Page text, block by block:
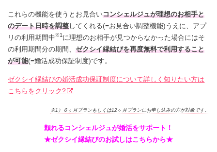
これらの機能を使うとお見合いコンシェルジュが理想のお相手と
のデート日時を調整してくれる(=お見合い調整機能)うえに、アプ
リの利用期間中※1 に理想のお相手が見つからなかった場合にはそ
の利用期間分の期間、ゼクシイ縁結びを再度無料で利用すること
が可能(=婚活成功保証制度)です。
ゼクシイ縁結びの婚活成功保証制度について詳しく知りたい方は
こちらをクリック?
※1）６ヶ月プランもしくは12ヶ月プランにお申し込みの方が対象です。
頼れるコンシェルジュが婚活をサポート！
★ゼクシイ縁結びのお試しはこちらから★